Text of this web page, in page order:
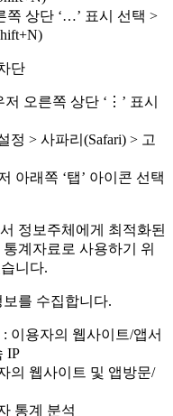
쪽 상단 ‘…’ 표시 선택 >
단
오른쪽 상단 ‘⋮’ 표시
정 > 사파리(Safari) > 고
아래쪽 ‘탭’ 아이콘 선택
정보주체에게 최적화된
계자료로 사용하기 위
니다.
를 수집합니다.
이용자의 웹사이트/앱서
IP
의 웹사이트 및 앱방문/
통계 분석